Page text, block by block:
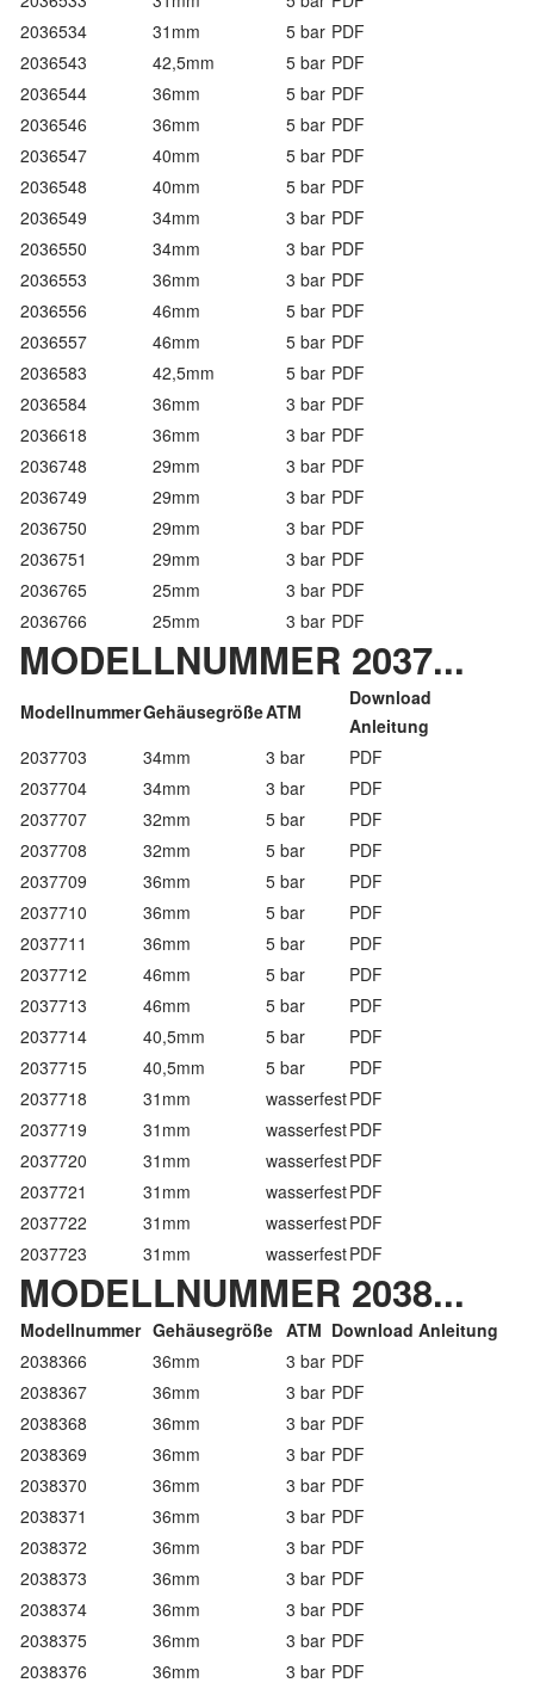
2036534
31mm 5 bar PDF
2036543
42,5mm 5 bar PDF
2036544
36mm 5 bar PDF
2036546
36mm 5 bar PDF
2036547
40mm 5 bar PDF
2036548
40mm 5 bar PDF
2036549
34mm 3 bar PDF
2036550
34mm 3 bar PDF
2036553
36mm 3 bar PDF
2036556
46mm 5 bar PDF
2036557
46mm 5 bar PDF
2036583
42,5mm 5 bar PDF
2036584
36mm 3 bar PDF
2036618
36mm 3 bar PDF
2036748
29mm 3 bar PDF
2036749
29mm 3 bar PDF
2036750
29mm 3 bar PDF
2036751
29mm 3 bar PDF
2036765
25mm 3 bar PDF
2036766
25mm 3 bar PDF
MODELLNUMMER 2037...
ModellnummerGehäusegrößeATM
Download
Anleitung
2037703
34mm 3 bar
PDF
2037704
34mm 3 bar
PDF
2037707
32mm 5 bar
PDF
2037708
32mm 5 bar
PDF
2037709
36mm 5 bar
PDF
2037710
36mm 5 bar
PDF
2037711
36mm 5 bar
PDF
2037712
46mm 5 bar
PDF
2037713
46mm 5 bar
PDF
2037714
40,5mm 5 bar
PDF
2037715
40,5mm 5 bar
PDF
2037718
31mm wasserfestPDF
2037719
31mm wasserfestPDF
2037720
31mm wasserfestPDF
2037721
31mm wasserfestPDF
2037722
31mm wasserfestPDF
2037723
31mm wasserfestPDF
MODELLNUMMER 2038...
Modellnummer Gehäusegröße ATM Download Anleitung
2038366
36mm 3 bar PDF
2038367
36mm 3 bar PDF
2038368
36mm 3 bar PDF
2038369
36mm 3 bar PDF
2038370
36mm 3 bar PDF
2038371
36mm 3 bar PDF
2038372
36mm 3 bar PDF
2038373
36mm 3 bar PDF
2038374
36mm 3 bar PDF
2038375
36mm 3 bar PDF
2038376
36mm 3 bar PDF